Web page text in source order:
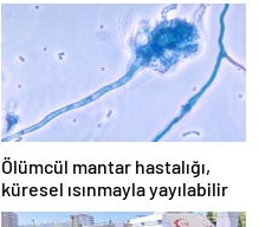
Ölümcül mantar hastalığı,
küresel ısınmayla yayılabilir